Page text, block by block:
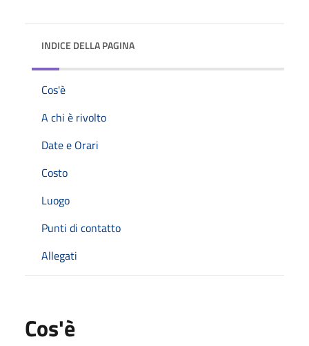
INDICE DELLA PAGINA
Cos'è
A chi è rivolto
Date e Orari
Costo
Luogo
Punti di contatto
Allegati
Cos'è